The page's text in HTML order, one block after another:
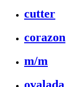
cutter
corazon
m/m